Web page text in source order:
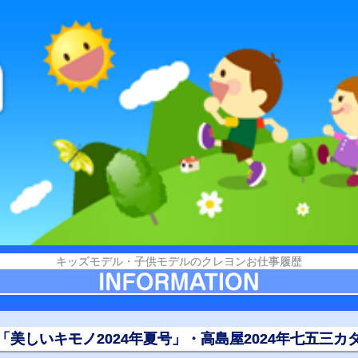
キッズモデル・子供モデルのクレヨンお仕事履歴
美しいキモノ2024年夏号」・高島屋2024年七五三カ